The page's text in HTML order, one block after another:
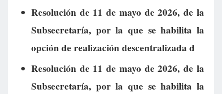
Resolución de 11 de mayo de 2026, de la
Subsecretaría, por la que se habilita la
opción de realización descentralizada d
Resolución de 11 de mayo de 2026, de la
Subsecretaría, por la que se habilita la